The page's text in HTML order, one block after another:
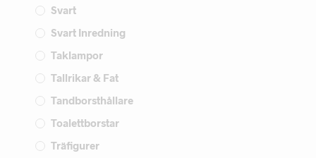
Svart
Svart Inredning
Taklampor
Tallrikar & Fat
Tandborsthållare
Toalettborstar
Träfigurer